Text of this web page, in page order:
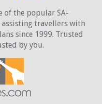
of the popular SA-
assisting travellers with
since 1999. Trusted
by you.